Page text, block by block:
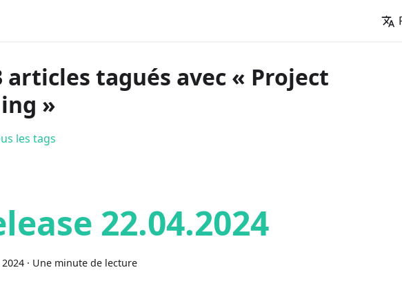
articles tagués avec « Project
»
les tags
22.04.2024
· Une minute de lecture